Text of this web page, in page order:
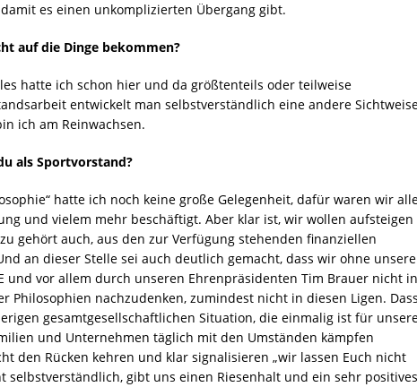
es einen unkomplizierten Übergang gibt.
auf die Dinge bekommen?
hatte ich schon hier und da größtenteils oder teilweise
entwickelt man selbstverständlich eine andere
ich am Reinwachsen.
als Sportvorstand?
hatte ich noch keine große Gelegenheit, dafür waren wir
und vielem mehr beschäftigt. Aber klar ist, wir wollen aufsteigen
gehört auch, aus den zur Verfügung stehenden finanziellen
an dieser Stelle sei auch deutlich gemacht, dass wir ohne unsere
und vor allem durch unseren Ehrenpräsidenten Tim Brauer nicht in
Philosophien nachzudenken, zumindest nicht in diesen Ligen. Dass
gesamtgesellschaftlichen Situation, die einmalig ist für
und Unternehmen täglich mit den Umständen kämpfen
den Rücken kehren und klar signalisieren „wir lassen Euch nicht
selbstverständlich, gibt uns einen Riesenhalt und ein sehr positives